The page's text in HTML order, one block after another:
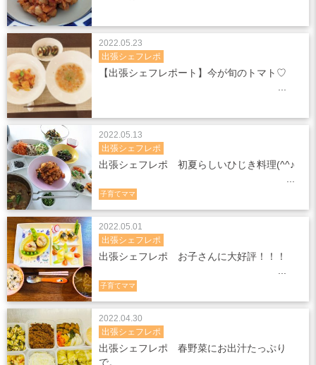
【出張シェフレポート】今が旬のトマト♡
出張シェフレポ
2022.05.23
出張シェフレポ 初夏らしいひじき料理(^^♪
出張シェフレポ
2022.05.13
子育てママ
出張シェフレポ お子さんに大好評！！！
出張シェフレポ
2022.05.01
子育てママ
出張シェフレポ 春野菜にお出汁たっぷり
で。
出張シェフレポ
2022.04.30